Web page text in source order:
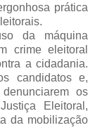
prática
da máquina
crime eleitoral
a cidadania.
candidatos e,
os
Eleitoral,
da mobilização